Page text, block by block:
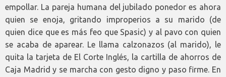
empollar. La pareja humana del jubilado ponedor es ahora
quien se enoja, gritando improperios a su marido (de
quien dice que es más feo que Spasic) y al pavo con quien
se acaba de aparear. Le llama calzonazos (al marido), le
quita la tarjeta de El Corte Inglés, la cartilla de ahorros de
Caja Madrid y se marcha con gesto digno y paso firme. En